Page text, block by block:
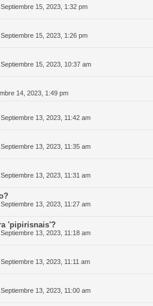
Septiembre 15, 2023, 1:32 pm
Septiembre 15, 2023, 1:26 pm
Septiembre 15, 2023, 10:37 am
14, 2023, 1:49 pm
Septiembre 13, 2023, 11:42 am
Septiembre 13, 2023, 11:35 am
Septiembre 13, 2023, 11:31 am
Septiembre 13, 2023, 11:27 am
'pipirisnais'?
Septiembre 13, 2023, 11:18 am
Septiembre 13, 2023, 11:11 am
Septiembre 13, 2023, 11:00 am